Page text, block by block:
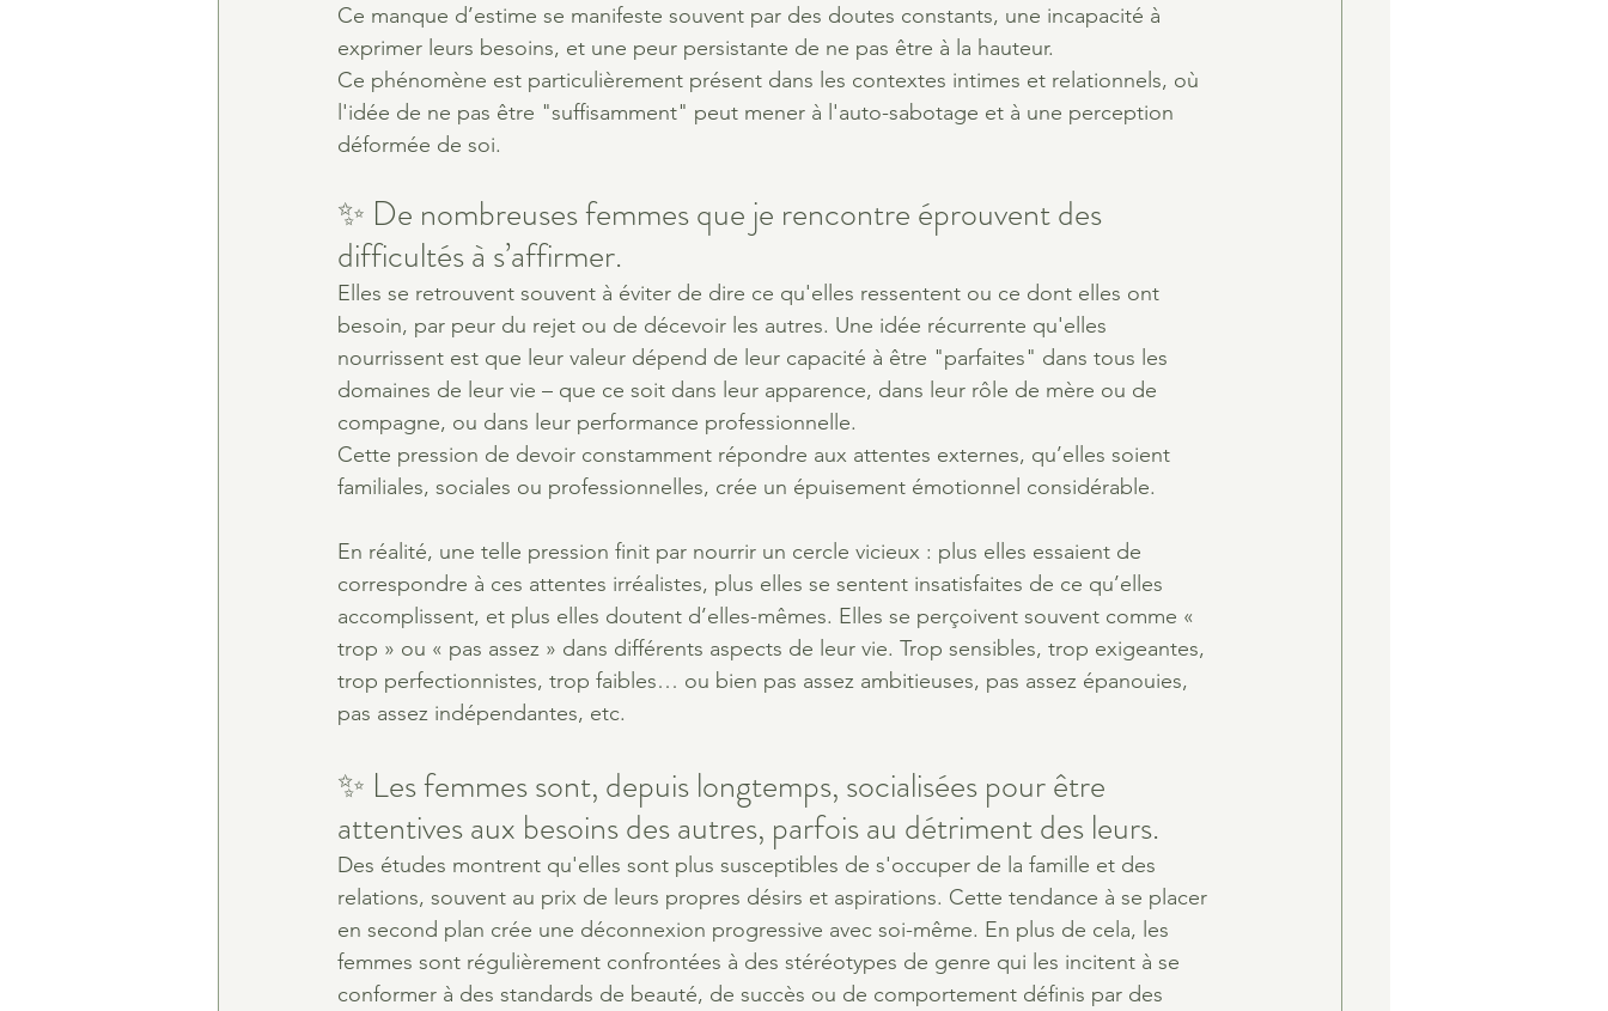
Ce manque d’estime se manifeste souvent par des doutes constants, une incapacité à
exprimer leurs besoins, et une peur persistante de ne pas être à la hauteur.
Ce phénomène est particulièrement présent dans les contextes intimes et relationnels, où
l'idée de ne pas être "suffisamment" peut mener à l'auto-sabotage et à une perception
déformée de soi.
✨ De nombreuses femmes que je rencontre éprouvent des
difficultés à s’affirmer.
Elles se retrouvent souvent à éviter de dire ce qu'elles ressentent ou ce dont elles ont
besoin, par peur du rejet ou de décevoir les autres. Une idée récurrente qu'elles
nourrissent est que leur valeur dépend de leur capacité à être "parfaites" dans tous les
domaines de leur vie – que ce soit dans leur apparence, dans leur rôle de mère ou de
compagne, ou dans leur performance professionnelle.
Cette pression de devoir constamment répondre aux attentes externes, qu’elles soient
familiales, sociales ou professionnelles, crée un épuisement émotionnel considérable.
En réalité, une telle pression finit par nourrir un cercle vicieux : plus elles essaient de
correspondre à ces attentes irréalistes, plus elles se sentent insatisfaites de ce qu’elles
accomplissent, et plus elles doutent d’elles-mêmes. Elles se perçoivent souvent comme «
trop » ou « pas assez » dans différents aspects de leur vie. Trop sensibles, trop exigeantes,
trop perfectionnistes, trop faibles… ou bien pas assez ambitieuses, pas assez épanouies,
pas assez indépendantes, etc.
✨ Les femmes sont, depuis longtemps, socialisées pour être
attentives aux besoins des autres, parfois au détriment des leurs.
Des études montrent qu'elles sont plus susceptibles de s'occuper de la famille et des
relations, souvent au prix de leurs propres désirs et aspirations. Cette tendance à se placer
en second plan crée une déconnexion progressive avec soi-même. En plus de cela, les
femmes sont régulièrement confrontées à des stéréotypes de genre qui les incitent à se
conformer à des standards de beauté, de succès ou de comportement définis par des